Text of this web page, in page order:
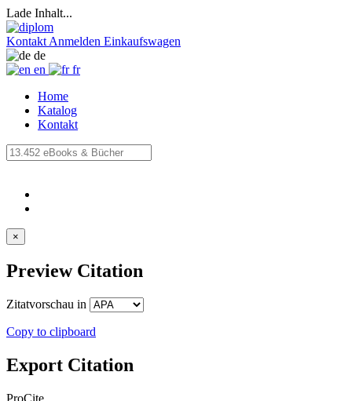
Lade Inhalt...
Kontakt Anmelden Einkaufswagen
de
en
fr
Home
Katalog
Kontakt
×
Preview Citation
Zitatvorschau in
Copy to clipboard
Export Citation
ProCite